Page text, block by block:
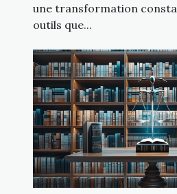
une transformation
outils que...